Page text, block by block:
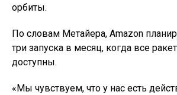
орбиты.
По словам Метайера, Amazon
три запуска в месяц, когда все
доступны.
«Мы чувствуем, что у нас есть